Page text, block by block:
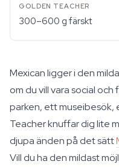
300–600 g färskt
Mexican ligger i den
om du vill vara social
parken, ett museibesök,
Teacher knuffar dig lite
djupa änden på det sätt
Vill du ha den mildast